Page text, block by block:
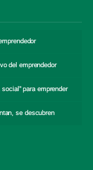
del emprendedor
para emprender
se descubren